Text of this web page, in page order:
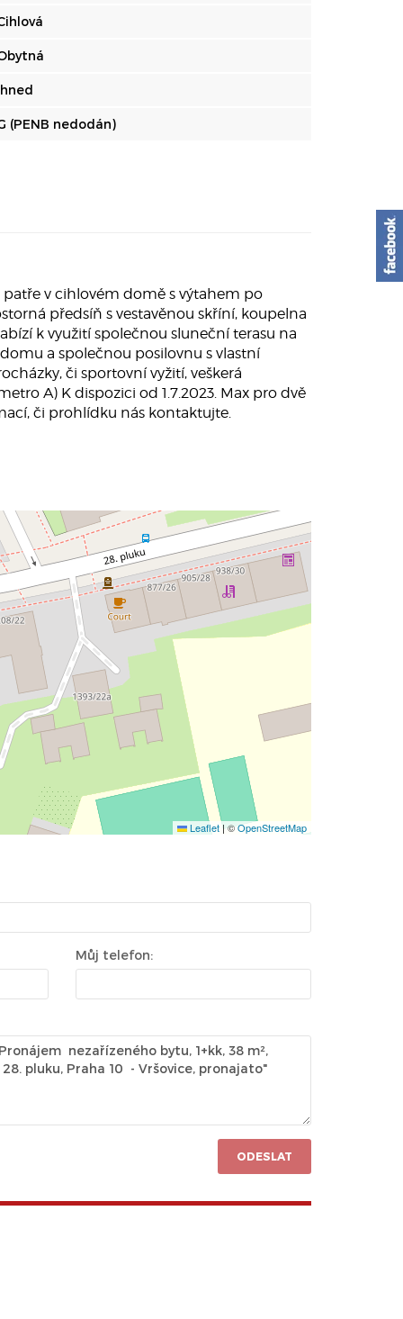
(PENB nedodán)
patře v cihlovém domě s výtahem po
předsíň s vestavěnou skříní, koupelna
k využití společnou sluneční terasu na
a společnou posilovnu s vlastní
či sportovní vyžití, veškerá
A) K dispozici od 1.7.2023. Max pro dvě
či prohlídku nás kontaktujte.
Leaflet|©OpenStreetMap
Můj telefon:
ODESLAT